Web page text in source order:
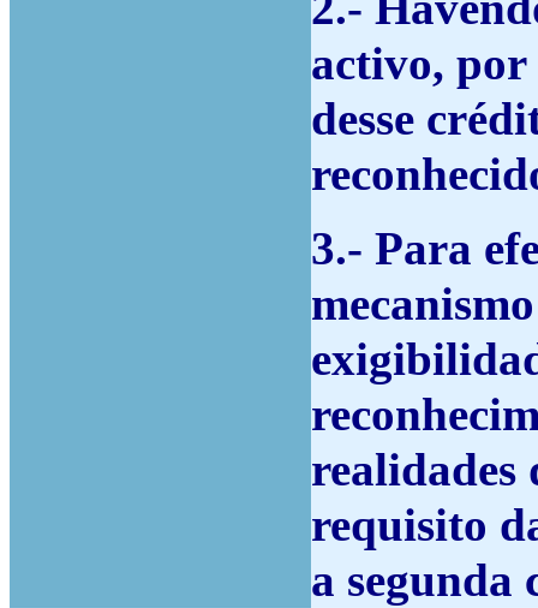
activo, por
desse
3.- Para
realidades
requisito
a segunda